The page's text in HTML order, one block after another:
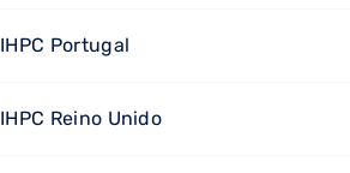
IHPC Portugal
IHPC Reino Unido